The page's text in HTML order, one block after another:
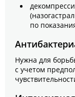
по
Нужна для
с учетом